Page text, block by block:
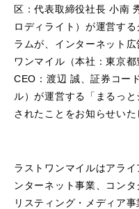
区：代表取締役社長 小南
ロディライト）が運営す
ラムが、インターネット
ワンマイル（本社：東京
CEO：渡辺 誠、証券コー
ル）が運営する「まるっ
されたことをお知らせいた
ラストワンマイルはアラ
ンターネット事業、コン
リスティング・メディア